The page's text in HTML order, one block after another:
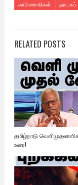
காணொலிகள் தாயகப்
RELATED POSTS
தமிழ்நாடு
உரை!